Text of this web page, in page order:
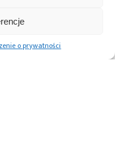
o prywatności
Odry 1001
Politechnice